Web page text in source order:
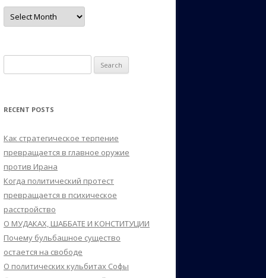
Archives
for:
RECENT POSTS
Как стратегическое терпение
превращается в главное оружие
против Ирана
Когда политический протест
превращается в психическое
расстройство
О МУДАКАХ, ШАББАТЕ И КОНСТИТУЦИИ
Почему бульбашное существо
остается на свободе
О политических кульбитах Софы